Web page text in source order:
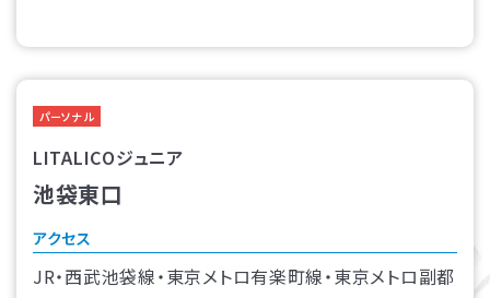
パーソナル
LITALICOジュニア
池袋東口
アクセス
JR・西武池袋線・東京メトロ有楽町線・東京メトロ副都